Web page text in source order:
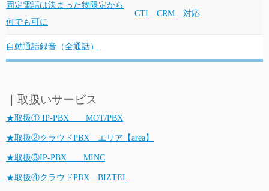
固定電話は決まった物限定から
何でも可に
CTI CRM 対応
自動通話録音（全通話）
｜取扱いサービス
★取扱① IP-PBX MOT/PBX
★取扱②クラウドPBX エリア【area】
★取扱③IP-PBX MINC
★取扱④クラウドPBX BIZTEL